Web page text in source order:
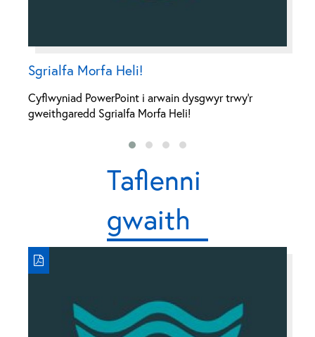
Sgrialfa Morfa Heli!
Cyflwyniad PowerPoint i arwain dysgwyr trwy’r
gweithgaredd Sgrialfa Morfa Heli!
Taflenni
gwaith